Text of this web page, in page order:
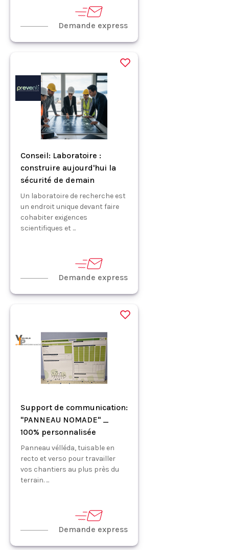
Demande express
Conseil: Laboratoire :
construire aujourd'hui la
sécurité de demain
Un laboratoire de recherche est
un endroit unique devant faire
cohabiter exigences
scientifiques et ...
Demande express
Support de communication:
"PANNEAU NOMADE" _
100% personnalisée
Panneau vélléda, tuisable en
recto et verso pour travailler
vos chantiers au plus près du
terrain. ...
Demande express